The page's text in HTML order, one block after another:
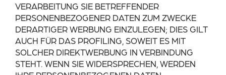
VERARBEITUNG SIE BETREFFENDER
PERSONENBEZOGENER DATEN ZUM ZWECKE
DERARTIGER WERBUNG EINZULEGEN; DIES GILT
AUCH FÜR DAS PROFILING, SOWEIT ES MIT
SOLCHER DIREKTWERBUNG IN VERBINDUNG
STEHT. WENN SIE WIDERSPRECHEN, WERDEN